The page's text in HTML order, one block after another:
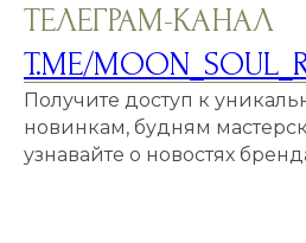
ТЕЛЕГРАМ-КАНАЛ
T.ME/
Получите доступ к
новинкам, будням
узнавайте о новостях